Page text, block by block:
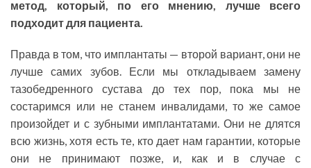
метод, который, по его мнению, лучше всего
подходит для пациента.
Правда в том, что имплантаты — второй вариант, они не
лучше самих зубов. Если мы откладываем замену
тазобедренного сустава до тех пор, пока мы не
состаримся или не станем инвалидами, то же самое
произойдет и с зубными имплантатами. Они не длятся
всю жизнь, хотя есть те, кто дает нам гарантии, которые
они не принимают позже, и, как и в случае с